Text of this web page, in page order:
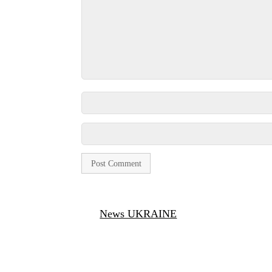
News UKRAINE